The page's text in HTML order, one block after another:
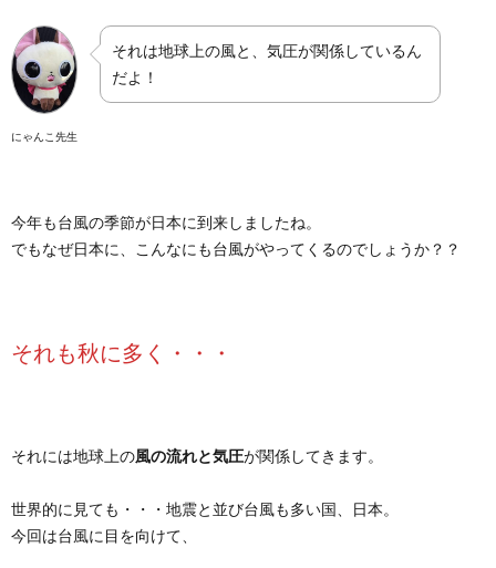
にゃんこ先生
それは地球上の風と、気圧が関係しているん
だよ！
今年も台風の季節が日本に到来しましたね。
でもなぜ日本に、こんなにも台風がやってくるのでしょうか？？
それも秋に多く・・・
それには地球上の風の流れと気圧が関係してきます。
世界的に見ても・・・地震と並び台風も多い国、日本。
今回は台風に目を向けて、